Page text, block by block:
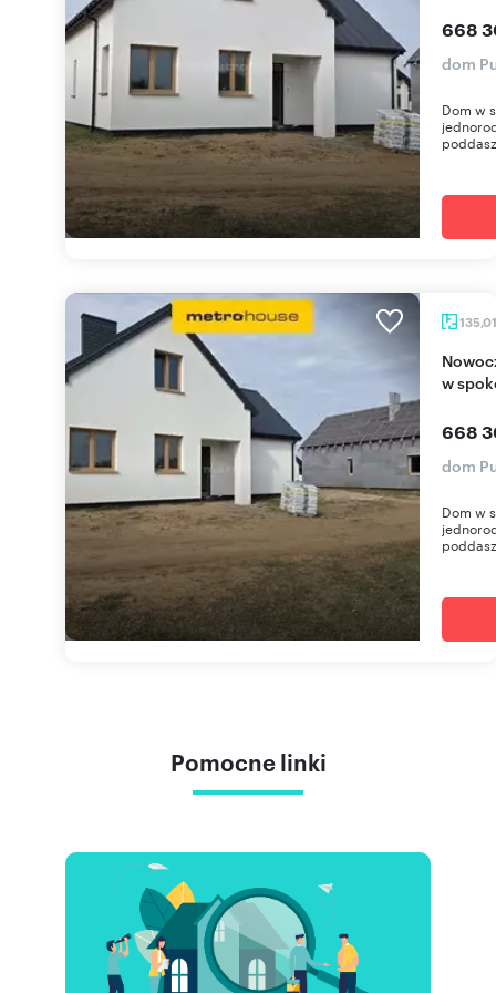
668
dom
Dom w
Nowoczesny dom 135 m2 z ogródkiem i tarasem
w
668
dom
Dom w
Pomocne linki